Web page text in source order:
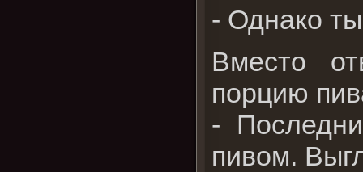
- Однако
Вместо
порцию
-
пивом.